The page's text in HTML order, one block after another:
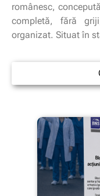
românesc,
completă, fără
organizat. Situat în